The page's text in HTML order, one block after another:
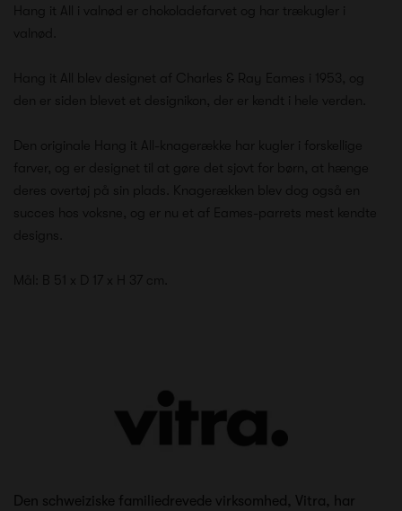
Hang it All i valnød er chokoladefarvet og har trækugler i
valnød.
Hang it All blev designet af Charles & Ray Eames i 1953, og
den er siden blevet et designikon, der er kendt i hele verden.
Den originale Hang it All-knagerække har kugler i forskellige
farver, og er designet til at gøre det sjovt for børn, at hænge
deres overtøj på sin plads. Knagerækken blev dog også en
succes hos voksne, og er nu et af Eames-parrets mest kendte
designs.
Mål: B 51 x D 17 x H 37 cm.
Den schweiziske familiedrevede virksomhed, Vitra, har